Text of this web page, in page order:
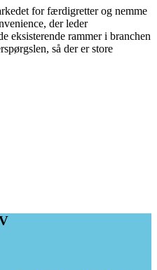
for færdigretter og nemme
der leder
eksisterende rammer i branchen
så der er store